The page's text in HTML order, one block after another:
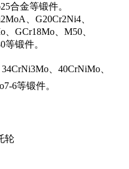
合金等锻件。
、G20Cr2Ni4、
GCr18Mo、M50、
等锻件。
、40CrNiMo、
6等锻件。